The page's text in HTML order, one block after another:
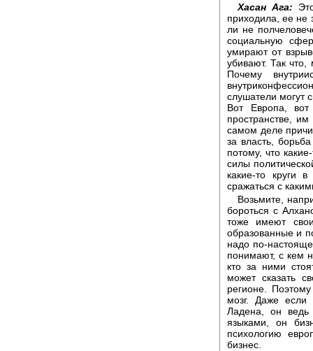
Хасан Ага:
приходила, ее не
ли не
социальную
умирают от
убивают. Так
Почему
слушатели могут
Вот Европа,
пространстве,
самом деле
за власть,
потому, что
силы
какие-то круги
сражаться с
Возьмите,
бороться с
тоже имеют
образованные и
надо по-
понимают, с кем
кто за ними
может сказать
регионе.
мозг. Даже
Ладена, он ведь
языками, он
психологию
бизнес.